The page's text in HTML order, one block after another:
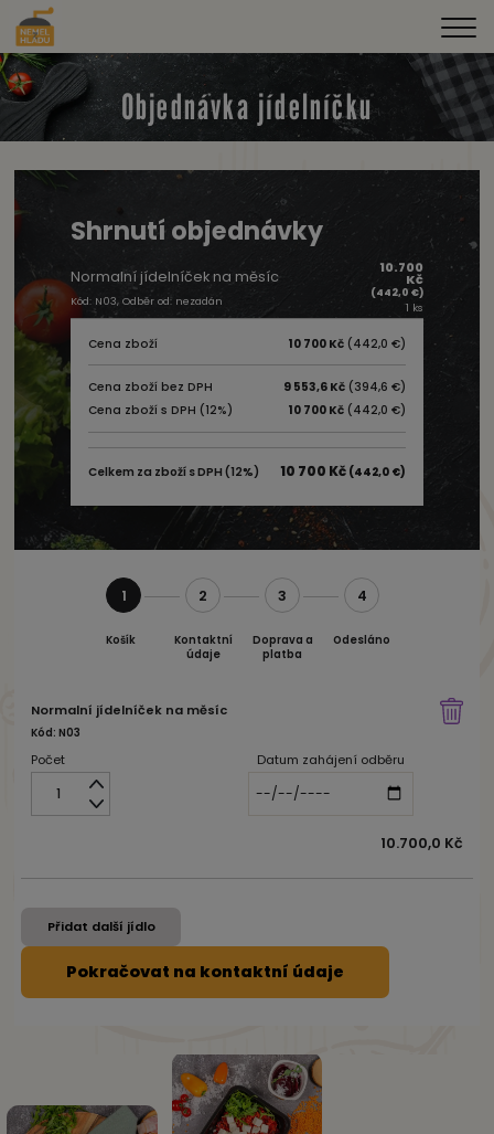
Objednávka jídelníčku
Shrnutí objednávky
Normalní jídelníček na měsíc
Kód: N03, Odběr od: nezadán
10.700
Kč
(442,0 €)
1 ks
Cena zboží 10 700 Kč (442,0 €)
Cena zboží bez DPH 9 553,6 Kč (394,6 €)
Cena zboží s DPH (12%)
10 700 Kč (442,0 €)
Celkem za zboží s DPH (12%) 10 700 Kč (442,0 €)
1
Košík
2
Kontaktní
údaje
3
Doprava a
platba
4
Odesláno
Normalní jídelníček na měsíc
Kód: N03
Počet Datum zahájení odběru
10.700,0 Kč
Přidat další jídlo
Pokračovat na kontaktní údaje